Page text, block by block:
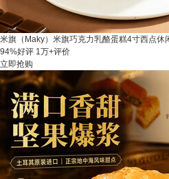
米旗（Maky）米旗巧克力乳酪蛋糕4寸西点
94%好评 1万+评价
立即抢购